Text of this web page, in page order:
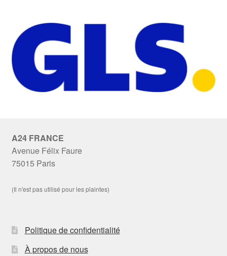
A24 FRANCE
Avenue Félix Faure
75015 Paris
(Il n'est pas utilisé pour les plaintes)
Politique de confidentialité
À propos de nous